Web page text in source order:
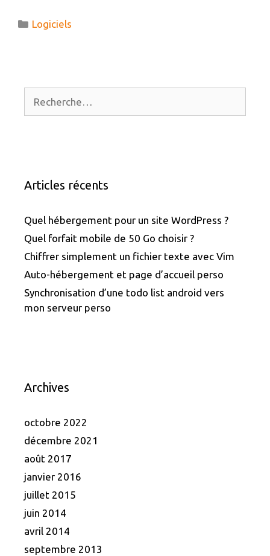
Catégories
Logiciels
Articles récents
Quel hébergement pour un site WordPress ?
Quel forfait mobile de 50 Go choisir ?
Chiffrer simplement un fichier texte avec Vim
Auto-hébergement et page d’accueil perso
Synchronisation d’une todo list android vers
mon serveur perso
Archives
octobre 2022
décembre 2021
août 2017
janvier 2016
juillet 2015
juin 2014
avril 2014
septembre 2013